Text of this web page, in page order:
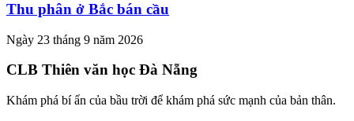
Thu phân ở Bắc bán cầu
Ngày 23 tháng 9 năm 2026
CLB Thiên văn học Đà Nẵng
Khám phá bí ẩn của bầu trời để khám phá sức mạnh của bản thân.